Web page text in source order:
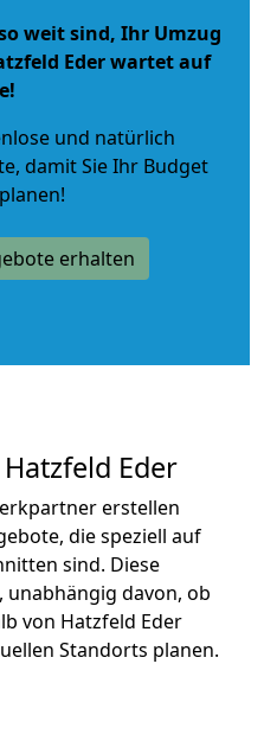
weit sind, Ihr Umzug
Eder wartet auf
und natürlich
, damit Sie Ihr Budget
erhalten
Eder
erstellen
die speziell auf
sind. Diese
davon, ob
von Hatzfeld Eder
Standorts planen.